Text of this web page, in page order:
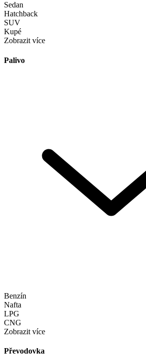
Sedan
Hatchback
SUV
Kupé
Zobrazit více
Palivo
Benzín
Nafta
LPG
CNG
Zobrazit více
Převodovka